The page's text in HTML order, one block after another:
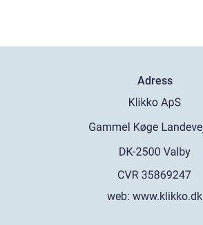
Adress
web: www.klikko.dk